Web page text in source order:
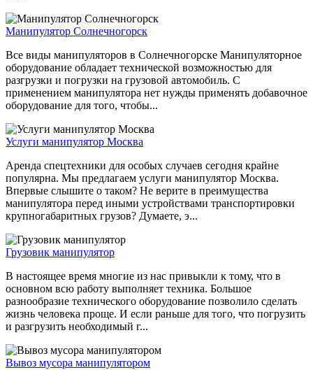
Манипулятор Солнечногорск
Все виды манипуляторов в Солнечногорске Манипуляторное
оборудование обладает технической возможностью для
разгрузки и погрузки на грузовой автомобиль. С
применением манипулятора нет нужды применять добавочное
оборудование для того, чтобы...
Услуги манипулятор Москва
Аренда спецтехники для особых случаев сегодня крайне
популярна. Мы предлагаем услуги манипулятор Москва.
Впервые слышите о таком? Не верите в преимущества
манипулятора перед иными устройствами транспортировки
крупногабаритных грузов? Думаете, э...
Грузовик манипулятор
В настоящее время многие из нас привыкли к тому, что в
основном всю работу выполняет техника. Большое
разнообразие технического оборудование позволило сделать
жизнь человека проще. И если раньше для того, что погрузить
и разгрузить необходимый г...
Вывоз мусора манипулятором